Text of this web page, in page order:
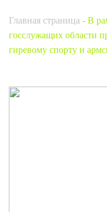
Главная страница - В
госслужащих области
гиревому спорту и